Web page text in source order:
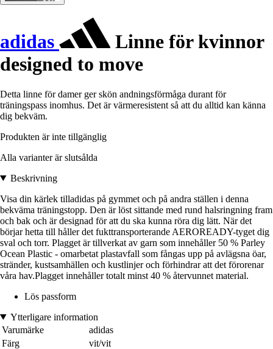
adidas
Linne för kvinnor
designed to move
Detta linne för damer ger skön andningsförmåga durant för
träningspass inomhus. Det är värmeresistent så att du alltid kan känna
dig bekväm.
Produkten är inte tillgänglig
Alla varianter är slutsålda
Beskrivning
Visa din kärlek tilladidas på gymmet och på andra ställen i denna
bekväma träningstopp. Den är löst sittande med rund halsringning fram
och bak och är designad för att du ska kunna röra dig lätt. När det
börjar hetta till håller det fukttransporterande AEROREADY-tyget dig
sval och torr. Plagget är tillverkat av garn som innehåller 50 % Parley
Ocean Plastic - omarbetat plastavfall som fångas upp på avlägsna öar,
stränder, kustsamhällen och kustlinjer och förhindrar att det förorenar
våra hav.Plagget innehåller totalt minst 40 % återvunnet material.
Lös passform
Ytterligare information
Varumärke
adidas
Färg
vit/vit